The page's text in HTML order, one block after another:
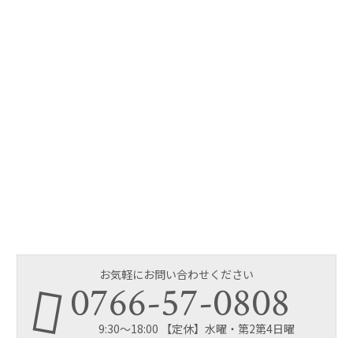
お気軽にお問い合わせください
0766-57-0808
9:30～18:00 【定休】水曜・第2第4日曜